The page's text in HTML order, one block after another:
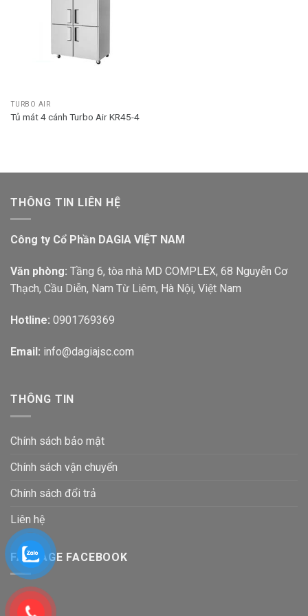
TURBO AIR
Tủ mát 4 cánh Turbo Air KR45-4
THÔNG TIN LIÊN HỆ
Công ty Cổ Phần DAGIA VIỆT NAM
Văn phòng: Tầng 6, tòa nhà MD COMPLEX, 68 Nguyễn Cơ
Thạch, Cầu Diễn, Nam Từ Liêm, Hà Nội, Việt Nam
Hotline: 0901769369
Email: info@dagiajsc.com
THÔNG TIN
Chính sách bảo mật
Chính sách vận chuyển
Chính sách đổi trả
Liên hệ
FANPAGE FACEBOOK